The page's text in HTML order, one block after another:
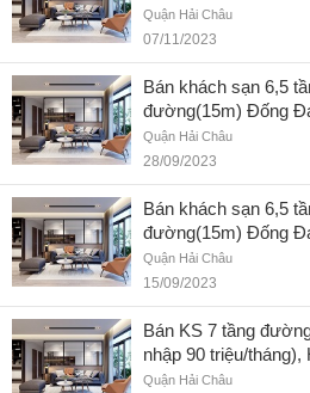
Nguyễn Văn Hưởng
Quận Hải Châu
07/11/2023
Bán khách sạn 6,5
đường(15m) Đống
Nguyễn Văn Hưởng
Quận Hải Châu
28/09/2023
Bán khách sạn 6,5
đường(15m) Đống
Nguyễn Văn Hưởng
Quận Hải Châu
15/09/2023
Bán KS 7 tầng
nhập 90 triệu/
Nguyễn Văn Hưởng
Quận Hải Châu